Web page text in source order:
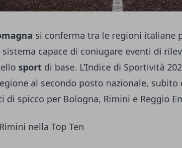
si conferma tra le regioni italiane
sistema capace di coniugare eventi di
sport di base. L’Indice di Sportività
al secondo posto nazionale,
di spicco per Bologna, Rimini e Reggio
nella Top Ten